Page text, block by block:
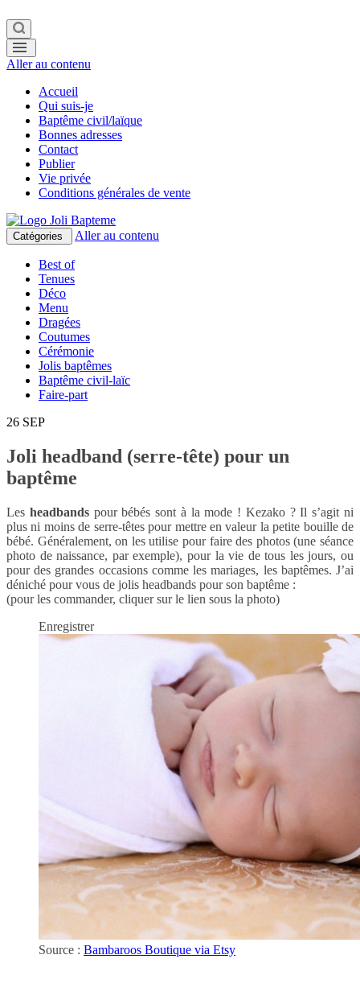
Aller au contenu
Accueil
Qui suis-je
Baptême civil/laïque
Bonnes adresses
Contact
Publier
Vie privée
Conditions générales de vente
Catégories Aller au contenu
Best of
Tenues
Déco
Menu
Dragées
Coutumes
Cérémonie
Jolis baptêmes
Baptême civil-laïc
Faire-part
26 SEP
Joli headband (serre-tête) pour un
baptême
Les headbandspour bébés sont à la mode ! Kezako ? Il s’agit ni
plus ni moins de serre-têtes pour mettre en valeur la petite bouille de
bébé. Généralement, on les utilise pour faire des photos (une séance
photo de naissance, par exemple), pour la vie de tous les jours, ou
pour des grandes occasions comme les mariages, les baptêmes. J’ai
déniché pour vous de jolis headbands pour son baptême :
(pour les commander, cliquer sur le lien sous la photo)
Enregistrer
Source : Bambaroos Boutique via Etsy